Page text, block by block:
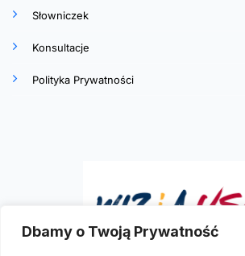
Dbamy o Twoją Prywatność
Słowniczek
Konsultacje
Polityka Prywatności